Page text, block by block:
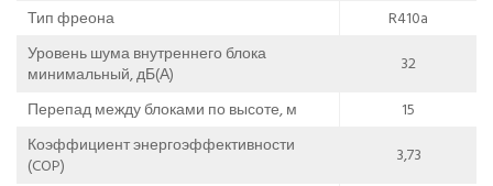
Тип фреона
R410a
Уровень шума внутреннего блока
минимальный, дБ(А)
32
Перепад между блоками по высоте, м
15
Коэффициент энергоэффективности
(COP)
3,73